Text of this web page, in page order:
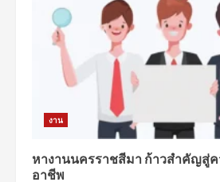
งาน
หางานนครราชสีมา ก้าวสำคัญสู่ค
อาชีพ